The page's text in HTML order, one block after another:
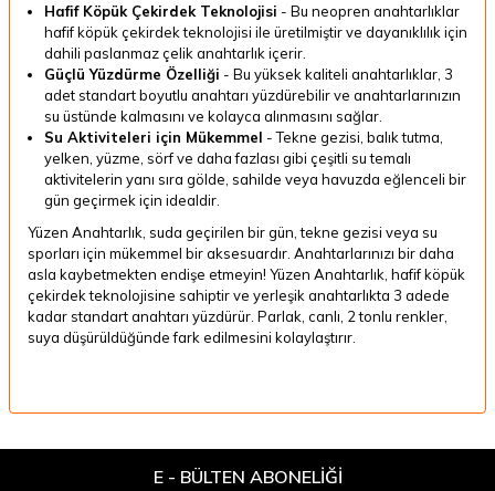
Hafif Köpük Çekirdek Teknolojisi - Bu neopren anahtarlıklar
hafif köpük çekirdek teknolojisi ile üretilmiştir ve dayanıklılık için
dahili paslanmaz çelik anahtarlık içerir.
Güçlü Yüzdürme Özelliği - Bu yüksek kaliteli anahtarlıklar, 3
adet standart boyutlu anahtarı yüzdürebilir ve anahtarlarınızın
su üstünde kalmasını ve kolayca alınmasını sağlar.
Su Aktiviteleri için Mükemmel - Tekne gezisi, balık tutma,
yelken, yüzme, sörf ve daha fazlası gibi çeşitli su temalı
aktivitelerin yanı sıra gölde, sahilde veya havuzda eğlenceli bir
gün geçirmek için idealdir.
Yüzen Anahtarlık, suda geçirilen bir gün, tekne gezisi veya su
sporları için mükemmel bir aksesuardır. Anahtarlarınızı bir daha
asla kaybetmekten endişe etmeyin! Yüzen Anahtarlık, hafif köpük
çekirdek teknolojisine sahiptir ve yerleşik anahtarlıkta 3 adede
kadar standart anahtarı yüzdürür. Parlak, canlı, 2 tonlu renkler,
suya düşürüldüğünde fark edilmesini kolaylaştırır.
E - BÜLTEN ABONELİĞİ